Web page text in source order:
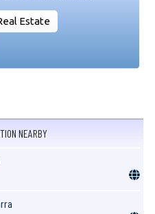
Estate
NEARBY